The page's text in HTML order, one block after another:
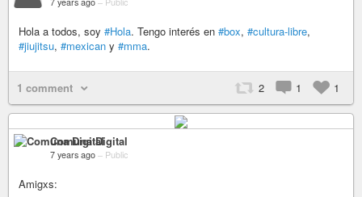
Hola a todos, soy #Hola. Tengo interés en #box, #cultura-libre,
#jiujitsu, #mexican y #mma.
1 comment 2 1 1
Comuna Digital
7 years ago – Public
Amigxs: